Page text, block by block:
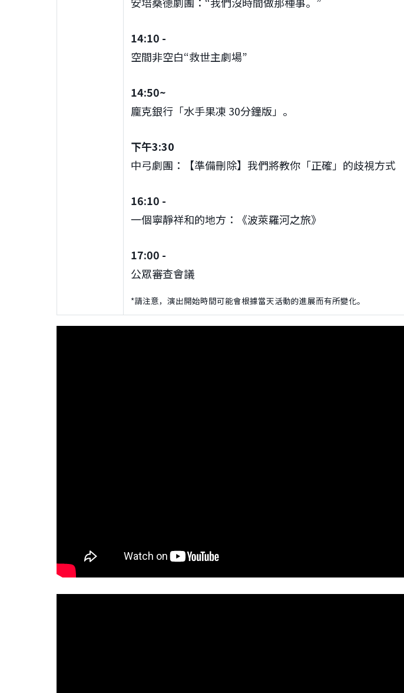
14:10 -
空間非空白“救世主劇場”
14:50~
龐克銀行「水手果凍 30分鐘版」。
下午3:30
中弓劇團：【準備刪除】我們將教你「正確」的歧視方式
16:10 -
一個寧靜祥和的地方：《波萊羅河之旅》
17:00 -
公眾審查會議
*請注意，演出開始時間可能會根據當天活動的進展而有所變化。